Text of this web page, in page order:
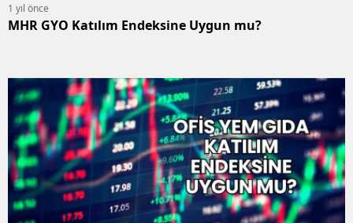
1 yıl önce
MHR GYO Katılım Endeksine Uygun mu?